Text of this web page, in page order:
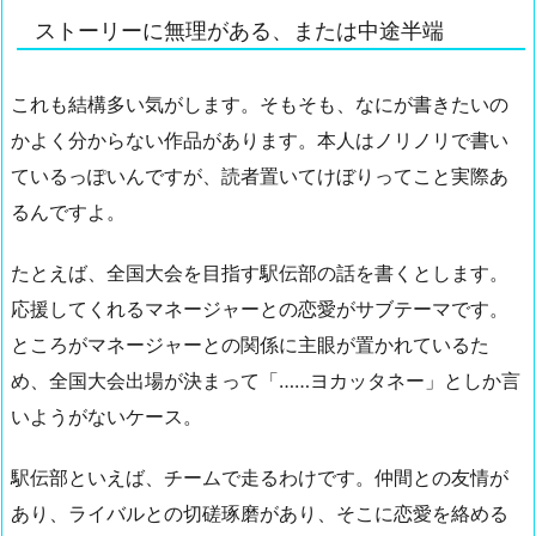
ストーリーに無理がある、または中途半端
これも結構多い気がします。そもそも、なにが書きたいの
かよく分からない作品があります。本人はノリノリで書い
ているっぽいんですが、読者置いてけぼりってこと実際あ
るんですよ。
たとえば、全国大会を目指す駅伝部の話を書くとします。
応援してくれるマネージャーとの恋愛がサブテーマです。
ところがマネージャーとの関係に主眼が置かれているた
め、全国大会出場が決まって「……ヨカッタネー」としか言
いようがないケース。
駅伝部といえば、チームで走るわけです。仲間との友情が
あり、ライバルとの切磋琢磨があり、そこに恋愛を絡める